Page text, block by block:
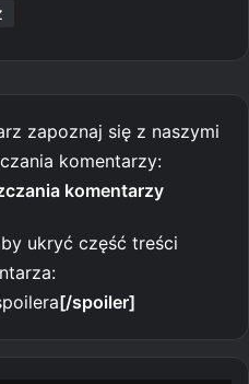
zapoznaj się z naszymi
komentarzy:
komentarzy
ukryć część treści
[/spoiler]